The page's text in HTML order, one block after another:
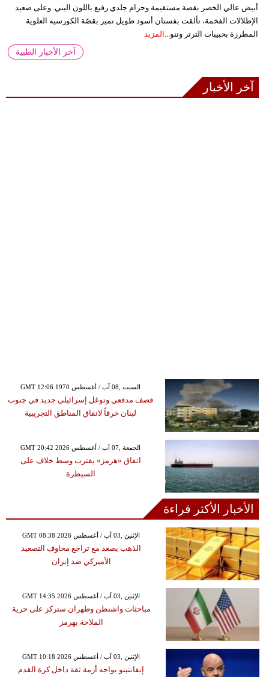
أبيض عالي الخصر بقصة مستقيمة وحزام جلدي رفيع باللون البني. وعلى صعيد
الإطلالات الفخمة، تألقت بفستان أسود طويل تميز بقصّة الكورسيه العلوية
المطرزة بحبيبات الترتر وتنو... المزيد
آخر الأخبار الطبية
آخر الأخبار
GMT 12:06 1970 السبت ,08 آب / أغسطس
قصف مدفعي وتوغل إسرائيلي جديد في جنوب
لبنان خرقاً لاتفاق المناطق التجريبية
GMT 20:42 2026 الجمعة ,07 آب / أغسطس
اتفاق «هرمز» يقترب وسط خلاف على
السيطرة
الأخبار الأكثر قراءة
GMT 08:38 2026 الإثنين ,03 آب / أغسطس
الذهب يصعد مع تراجع مخاوف التصعيد
الأميركي ضد إيران
GMT 14:35 2026 الإثنين ,03 آب / أغسطس
مباحثات واشنطن وطهران ستركز على حرية
الملاحة بهرمز
GMT 10:18 2026 الإثنين ,03 آب / أغسطس
إنفانتينو يواجه أزمة ثقة داخل كرة القدم